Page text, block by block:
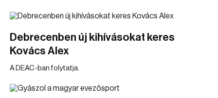
Debrecenben új kihívásokat keres
Kovács Alex
A DEAC-ban folytatja.